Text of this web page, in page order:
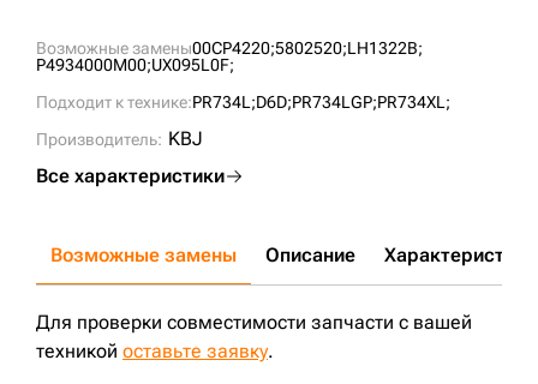
Возможные замены00CP4220;5802520;LH1322B;
P4934000M00;UX095L0F;
Подходит к технике:PR734L;D6D;PR734LGP;PR734XL;
Производитель: KBJ
Все характеристики
Возможные замены Описание Характеристики
Для проверки совместимости запчасти с вашей
техникой оставьте заявку.